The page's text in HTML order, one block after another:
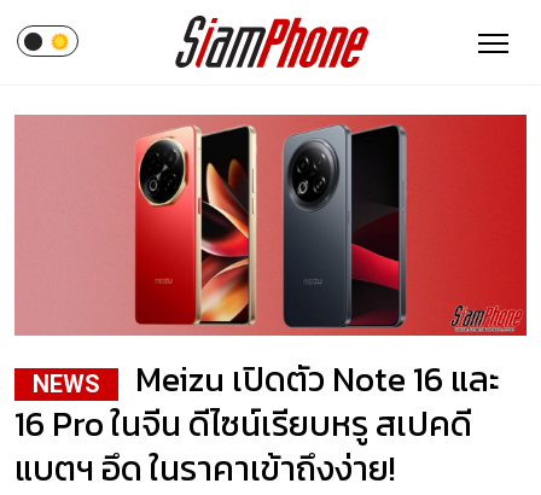
NEWS
Meizu เปิดตัว Note 16 และ
16 Pro ในจีน ดีไซน์เรียบหรู สเปคดี
แบตฯ อึด ในราคาเข้าถึงง่าย!